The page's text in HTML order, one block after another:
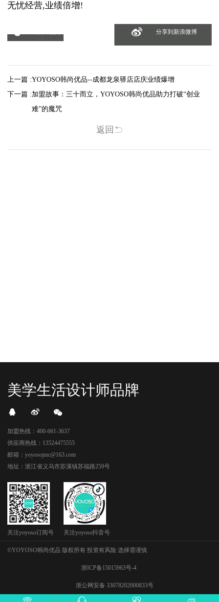
无忧经营,业绩倍增!
分享到新浪微博
上一篇 :YOYOSO韩尚优品--成都龙泉驿店店庆业绩爆增
下一篇 :加盟故事：三十而立，YOYOSO韩尚优品助力打破“创业
难”的魔咒
返回
美学生活设计师品牌
加盟热线：400-661-3637
供应商热线：13524475555
邮箱：yoyosojmc@163.com
地址：浙江省义乌市苏溪镇苏福路259号
关注yoyoso订阅号 关注yoyoso抖音号
©YOYOSO韩尚优品 版权所有 投资有风险 选择需谨慎
浙ICP备15015963号-4
浙公网安备 33078202000833号